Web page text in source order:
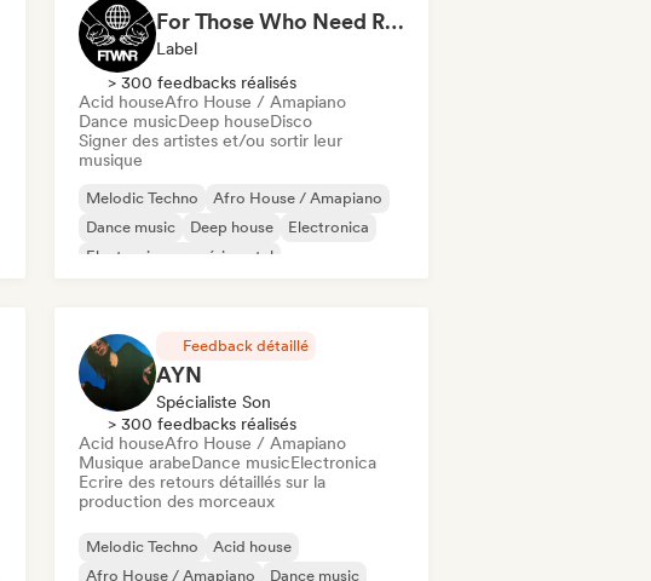
For Those Who Need Records
Label
> 300 feedbacks réalisés
Acid houseAfro House / Amapiano
Dance musicDeep houseDisco
Signer des artistes et/ou sortir leur
musique
Melodic Techno
Afro House / Amapiano
Dance music
Deep house
Electronica
Electronique expérimental
Feedback détaillé
AYN
Spécialiste Son
> 300 feedbacks réalisés
Acid houseAfro House / Amapiano
Musique arabeDance musicElectronica
Ecrire des retours détaillés sur la
production des morceaux
Melodic Techno
Acid house
Afro House / Amapiano
Dance music